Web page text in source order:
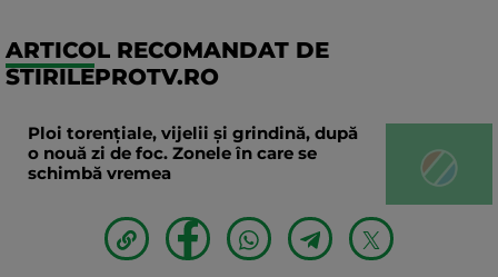
ARTICOL RECOMANDAT DE
STIRILEPROTV.RO
Ploi torențiale, vijelii și grindină, după
o nouă zi de foc. Zonele în care se
schimbă vremea